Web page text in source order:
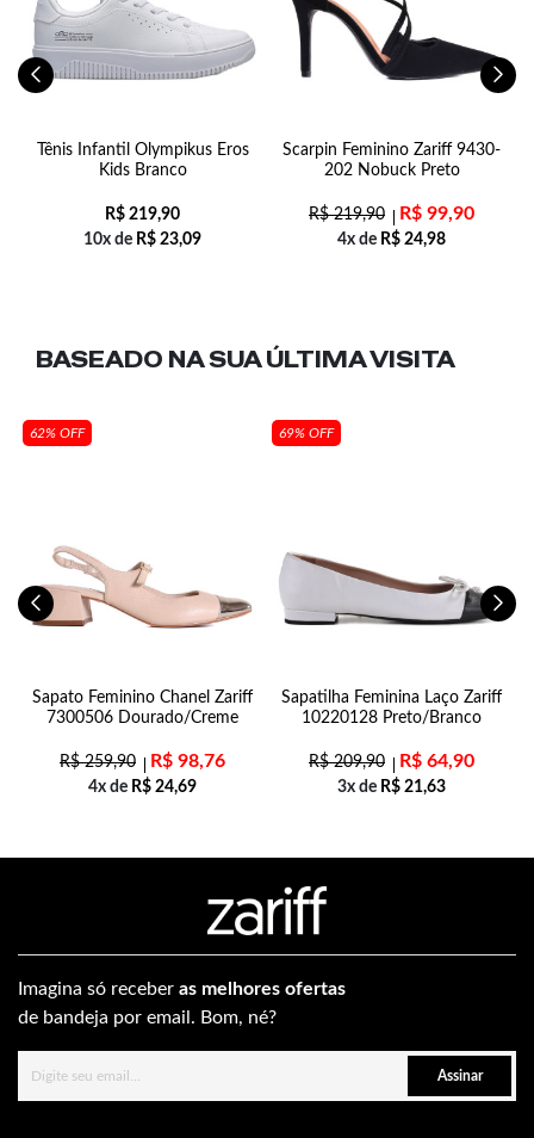
Tênis Infantil Olympikus Eros
Kids Branco
R$ 219,90
10x de R$ 23,09
Scarpin Feminino Zariff 9430-
202 Nobuck Preto
R$219,90 R$ 99,90
4x de R$ 24,98
BASEADO NA SUAÚLTIMA VISITA
62% OFF
Sapato Feminino Chanel Zariff
7300506 Dourado/Creme
R$259,90 R$ 98,76
4x de R$ 24,69
69% OFF
Sapatilha Feminina Laço Zariff
10220128 Preto/Branco
R$209,90 R$ 64,90
3x de R$ 21,63
Imagina só receber as melhores ofertas
de bandeja por email. Bom, né?
Assinar